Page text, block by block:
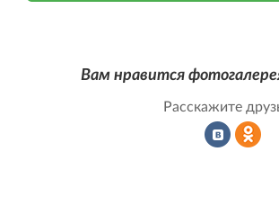
Вам нравится
Расскажите